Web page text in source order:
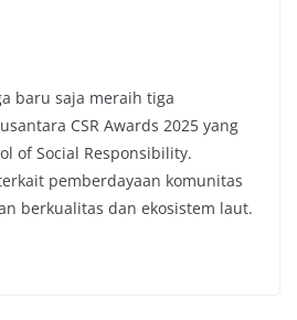
baru saja meraih tiga
CSR Awards 2025 yang
of Social Responsibility.
pemberdayaan komunitas
berkualitas dan ekosistem laut.